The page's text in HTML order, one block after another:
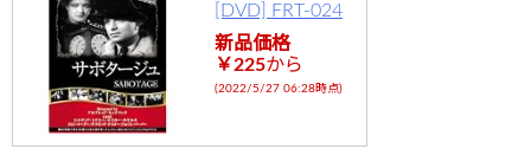
[DVD] FRT-024
新品価格
￥225から
(2022/5/27 06:28時点)